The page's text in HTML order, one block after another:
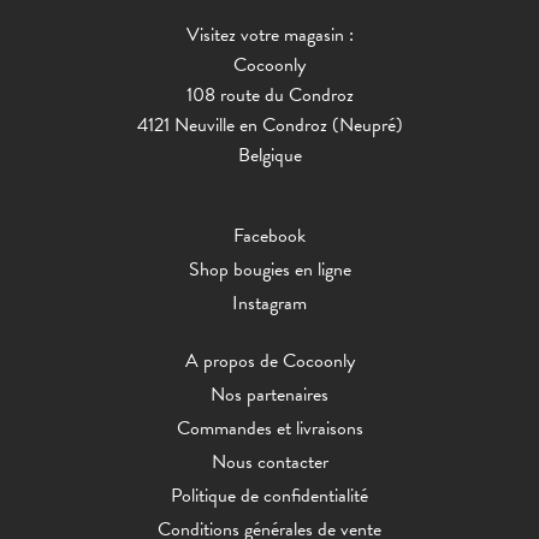
Visitez votre magasin :
Cocoonly
108 route du Condroz
4121 Neuville en Condroz (Neupré)
Belgique
Facebook
Shop bougies en ligne
Instagram
A propos de Cocoonly
Nos partenaires
Commandes et livraisons
Nous contacter
Politique de confidentialité
Conditions générales de vente